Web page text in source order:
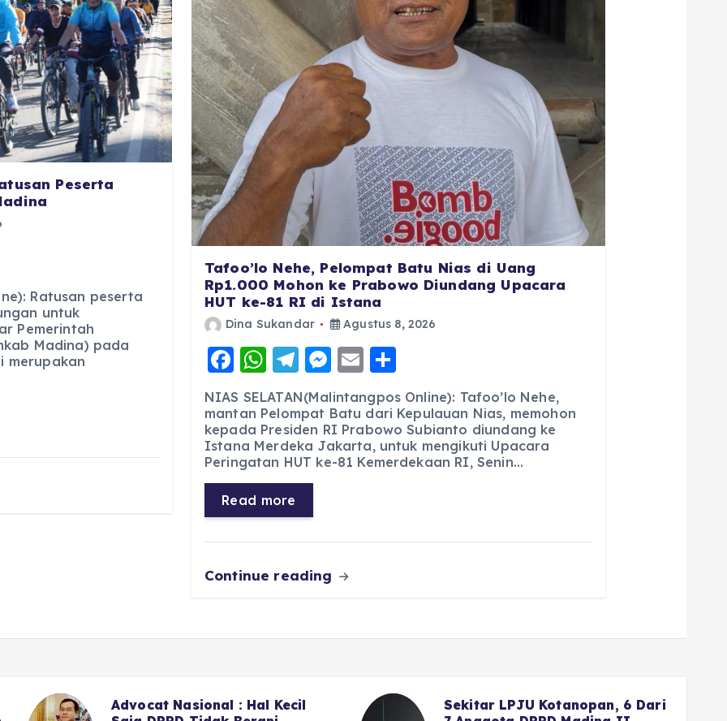
Peserta
Ratusan peserta
untuk
Pemerintah
Madina) pada
merupakan
Tafoo’lo Nehe, Pelompat Batu Nias di Uang
Rp1.000 Mohon ke Prabowo Diundang Upacara
HUT ke-81 RI di Istana
Dina Sukandar Agustus 8, 2026
F
a
c
e
b
o
o
k
W
h
a
ts
A
p
p
T
el
e
g
r
a
m
M
e
ss
e
n
E
ai
l
h
a
re
NIAS SELATAN(Malintangpos Online): Tafoo’lo Nehe,
mantan Pelompat Batu dari Kepulauan Nias, memohon
kepada Presiden RI Prabowo Subianto diundang ke
Istana Merdeka Jakarta, untuk mengikuti Upacara
Peringatan HUT ke-81 Kemerdekaan RI, Senin…
Read more
Continue reading
Sekitar LPJU Kotanopan, 6 Dari
Wako Fadly Amran Siapkan